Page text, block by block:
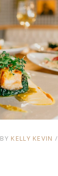
BY KELLY KEVIN